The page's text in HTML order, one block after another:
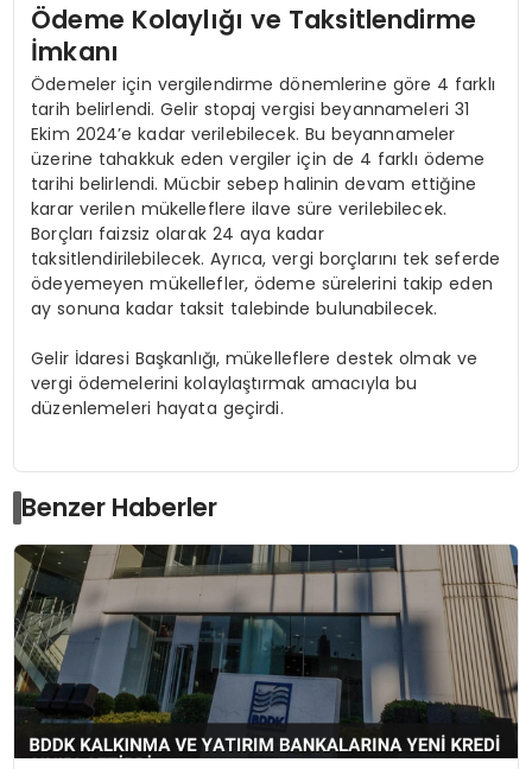
Ödeme Kolaylığı ve Taksitlendirme
İmkanı
Ödemeler için vergilendirme dönemlerine göre 4 farklı
tarih belirlendi. Gelir stopaj vergisi beyannameleri 31
Ekim 2024’e kadar verilebilecek. Bu beyannameler
üzerine tahakkuk eden vergiler için de 4 farklı ödeme
tarihi belirlendi. Mücbir sebep halinin devam ettiğine
karar verilen mükelleflere ilave süre verilebilecek.
Borçları faizsiz olarak 24 aya kadar
taksitlendirilebilecek. Ayrıca, vergi borçlarını tek seferde
ödeyemeyen mükellefler, ödeme sürelerini takip eden
ay sonuna kadar taksit talebinde bulunabilecek.
Gelir İdaresi Başkanlığı, mükelleflere destek olmak ve
vergi ödemelerini kolaylaştırmak amacıyla bu
düzenlemeleri hayata geçirdi.
Benzer Haberler